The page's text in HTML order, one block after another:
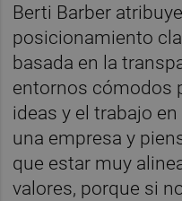
Berti Barber
posicionamiento
basada en la
entornos cómodos
ideas y el trabajo
una empresa y
que estar muy
valores, porque si